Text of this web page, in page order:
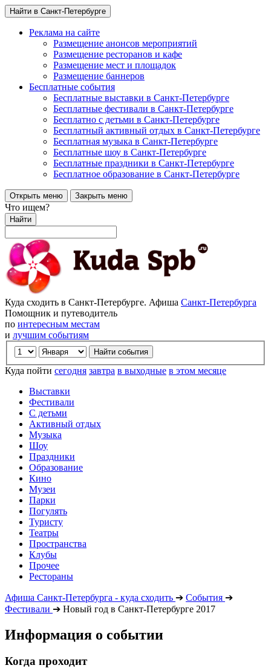
Найти в Санкт-Петербурге
Реклама на сайте
Размещение анонсов мероприятий
Размещение ресторанов и кафе
Размещение мест и площадок
Размещение баннеров
Бесплатные события
Бесплатные выставки в Санкт-Петербурге
Бесплатные фестивали в Санкт-Петербурге
Бесплатно с детьми в Санкт-Петербурге
Бесплатный активный отдых в Санкт-Петербурге
Бесплатная музыка в Санкт-Петербурге
Бесплатные шоу в Санкт-Петербурге
Бесплатные праздники в Санкт-Петербурге
Бесплатное образование в Санкт-Петербурге
Открыть меню Закрыть меню
Что ищем?
Найти
Куда сходить в Санкт-Петербурге. Афиша Санкт-Петербурга
Помощник и путеводитель
по интересным местам
и лучшим событиям
Куда пойти сегодня завтра в выходные в этом месяце
Выставки
Фестивали
С детьми
Активный отдых
Музыка
Шоу
Праздники
Образование
Кино
Музеи
Парки
Погулять
Туристу
Театры
Пространства
Клубы
Прочее
Рестораны
Афиша Санкт-Петербурга - куда сходить ➔ События ➔
Фестивали ➔ Новый год в Санкт-Петербурге 2017
Информация о событии
Когда проходит